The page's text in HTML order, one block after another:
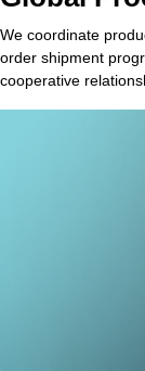
We coordinate
order shipment
cooperative